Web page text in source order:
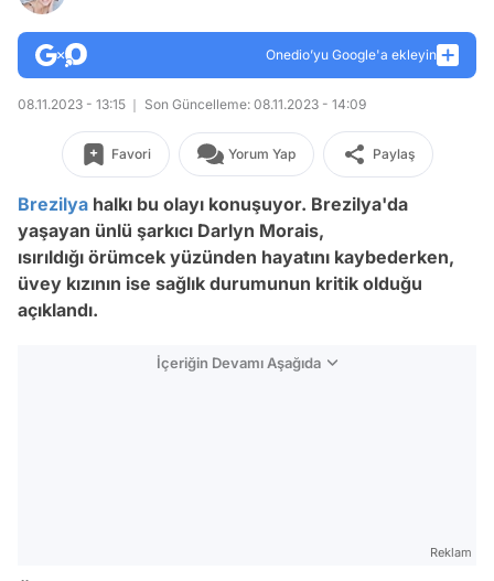
Onedio’yu Google'a ekleyin
08.11.2023 - 13:15 Son Güncelleme: 08.11.2023 - 14:09
Favori Yorum Yap Paylaş
Brezilya halkı bu olayı konuşuyor. Brezilya'da
yaşayan ünlü şarkıcı Darlyn Morais,
ısırıldığı örümcek yüzünden hayatını kaybederken,
üvey kızının ise sağlık durumunun kritik olduğu
açıklandı.
İçeriğin Devamı Aşağıda
Reklam